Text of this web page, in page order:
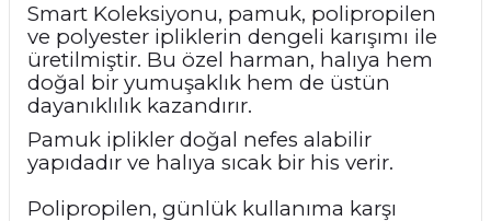
Smart Koleksiyonu, pamuk, polipropilen
ve polyester ipliklerin dengeli karışımı ile
üretilmiştir. Bu özel harman, halıya hem
doğal bir yumuşaklık hem de üstün
dayanıklılık kazandırır.
Pamuk iplikler doğal nefes alabilir
yapıdadır ve halıya sıcak bir his verir.
Polipropilen, günlük kullanıma karşı